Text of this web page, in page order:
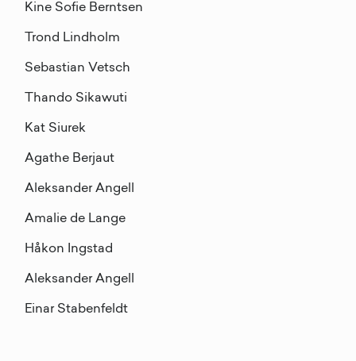
Kine Sofie Berntsen
Trond Lindholm
Sebastian Vetsch
Thando Sikawuti
Kat Siurek
Agathe Berjaut
Aleksander Angell
Amalie de Lange
Håkon Ingstad
Aleksander Angell
Einar Stabenfeldt